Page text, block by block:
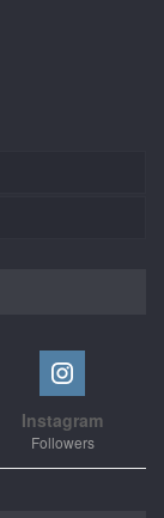
Instagram
Followers